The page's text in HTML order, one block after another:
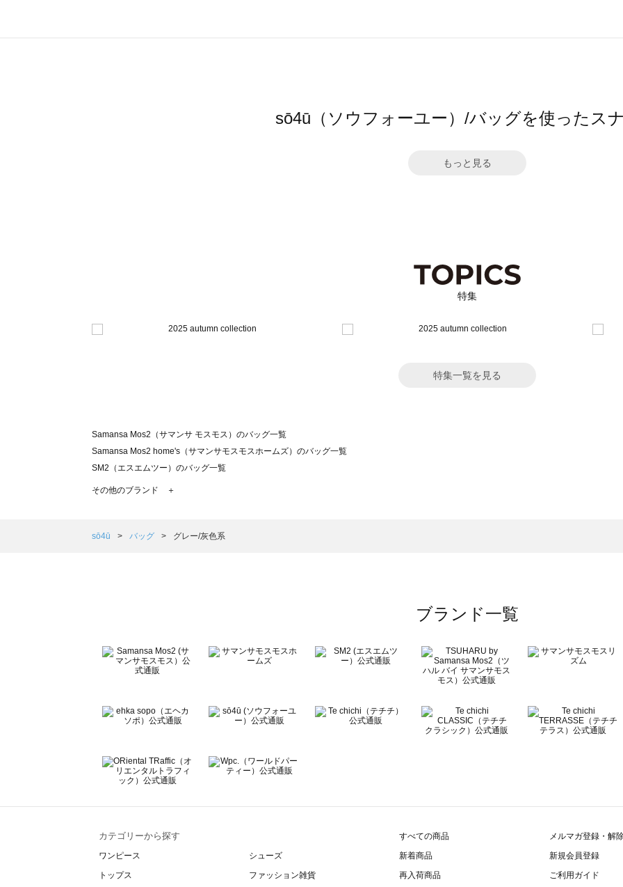
sō4ū（ソウフォーユー）/バッグを使ったス
もっと見る
特集
特集一覧を見る
Samansa Mos2（サマンサ モスモス）のバッグ一覧
Samansa Mos2 home's（サマンサモスモスホームズ）のバッグ一覧
SM2（エスエムツー）のバッグ一覧
TSUHARU by Samansa Mos2（ツハルバイサマンサモスモス）のバッグ一覧
Samansa Mos2 Lagom（サマンサモスモス ラーゴム）のバッグ一覧
BETTY'S BLUE（べティーズブルー）のバッグ一覧
Wpc.（ワールドパーティー）のバッグ一覧
その他のブランド ＋
sō4ū バッグ グレー/灰色系
ブランド一覧
カテゴリーから探す
ワンピース
トップス
シューズ
ファッション雑貨
すべての商品
新着商品
再入荷商品
メルマガ登録・解
新規会員登録
ご利用ガイド